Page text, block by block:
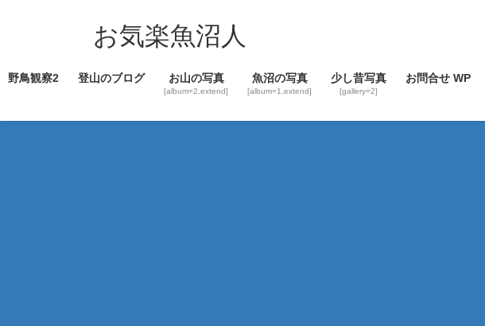
ツ
ス
シ
ン
お気楽魚沼人
野鳥観察2 登山のブログ お山の写真
[album=2,extend]
魚沼の写真
[album=1,extend]
少し昔写真
[gallery=2]
お問合せ WP